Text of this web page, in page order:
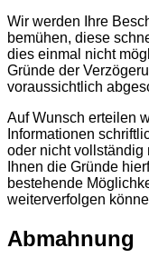
Wir werden Ihre
bemühen, diese
dies einmal nicht
Gründe der
voraussichtlich
Auf Wunsch erteilen
Informationen
oder nicht vollständig
Ihnen die Gründe
bestehende
weiterverfolgen
Abmahnung